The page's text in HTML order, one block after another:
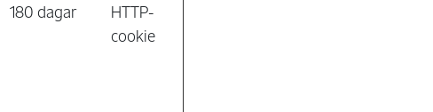
180 dagar
HTTP-
cookie